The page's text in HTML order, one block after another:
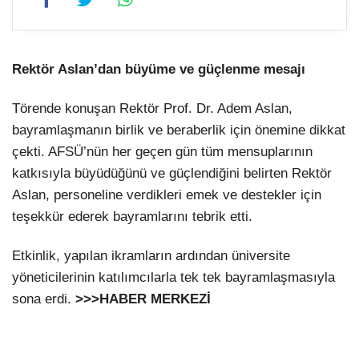
Rektör Aslan’dan büyüme ve güçlenme mesajı
Törende konuşan Rektör Prof. Dr. Adem Aslan,
bayramlaşmanın birlik ve beraberlik için önemine dikkat
çekti. AFSÜ’nün her geçen gün tüm mensuplarının
katkısıyla büyüdüğünü ve güçlendiğini belirten Rektör
Aslan, personeline verdikleri emek ve destekler için
teşekkür ederek bayramlarını tebrik etti.
Etkinlik, yapılan ikramların ardından üniversite
yöneticilerinin katılımcılarla tek tek bayramlaşmasıyla
sona erdi. >>>HABER MERKEZİ